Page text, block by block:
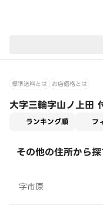
標準送料とは お店価格とは
大字三輪字山ノ上田
ランキング順 フ
その他の住所から
字市原